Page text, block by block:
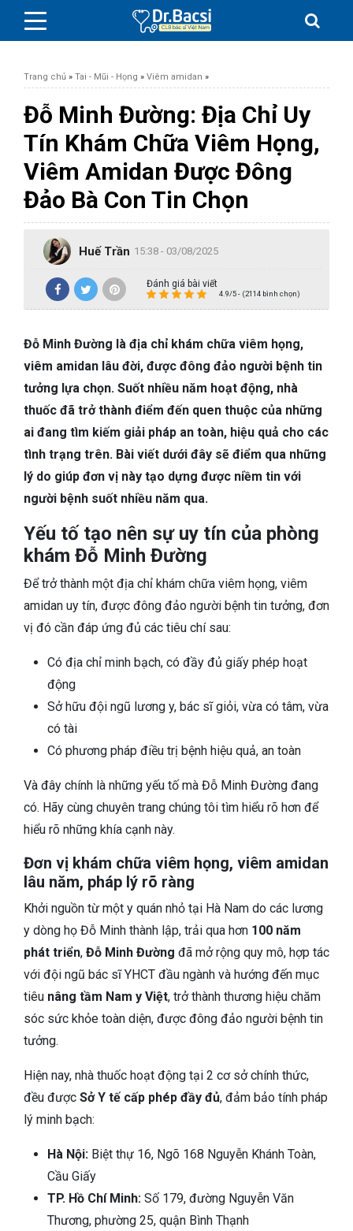
BỆNH DA LIỄU
BỆNH PHỤ KHOA
BỆNH XƯƠNG KHỚP
SỨC KHỎE GIỚI TÍNH
TIÊU HÓA
NHA KHOA
Trang chủ » Tai - Mũi - Họng » Viêm amidan »
Đỗ Minh Đường: Địa Chỉ Uy
Tín Khám Chữa Viêm Họng,
Viêm Amidan Được Đông
Đảo Bà Con Tin Chọn
Huế Trần 15:38 - 03/08/2025
Đánh giá bài viết
4.9/5 - (2114 bình chọn)
Đỗ Minh Đường là địa chỉ khám chữa viêm họng,
viêm amidan lâu đời, được đông đảo người bệnh tin
tưởng lựa chọn. Suốt nhiều năm hoạt động, nhà
thuốc đã trở thành điểm đến quen thuộc của những
ai đang tìm kiếm giải pháp an toàn, hiệu quả cho các
tình trạng trên. Bài viết dưới đây sẽ điểm qua những
lý do giúp đơn vị này tạo dựng được niềm tin với
người bệnh suốt nhiều năm qua.
Yếu tố tạo nên sự uy tín của phòng
khám Đỗ Minh Đường
Để trở thành một địa chỉ khám chữa viêm họng, viêm
amidan uy tín, được đông đảo người bệnh tin tưởng, đơn
vị đó cần đáp ứng đủ các tiêu chí sau:
Có địa chỉ minh bạch, có đầy đủ giấy phép hoạt
động
Sở hữu đội ngũ lương y, bác sĩ giỏi, vừa có tâm, vừa
có tài
Có phương pháp điều trị bệnh hiệu quả, an toàn
Và đây chính là những yếu tố mà Đỗ Minh Đường đang
có. Hãy cùng chuyên trang chúng tôi tìm hiểu rõ hơn để
hiểu rõ những khía cạnh này.
Đơn vị khám chữa viêm họng, viêm amidan
lâu năm, pháp lý rõ ràng
Khởi nguồn từ một y quán nhỏ tại Hà Nam do các lương
y dòng họ Đỗ Minh thành lập, trải qua hơn 100 năm
phát triển, Đỗ Minh Đường đã mở rộng quy mô, hợp tác
với đội ngũ bác sĩ YHCT đầu ngành và hướng đến mục
tiêu nâng tầm Nam y Việt, trở thành thương hiệu chăm
sóc sức khỏe toàn diện, được đông đảo người bệnh tin
tưởng.
Hiện nay, nhà thuốc hoạt động tại 2 cơ sở chính thức,
đều được Sở Y tế cấp phép đầy đủ, đảm bảo tính pháp
lý minh bạch:
Hà Nội: Biệt thự 16, Ngõ 168 Nguyễn Khánh Toàn,
Cầu Giấy
TP. Hồ Chí Minh: Số 179, đường Nguyễn Văn
Thương, phường 25, quận Bình Thạnh